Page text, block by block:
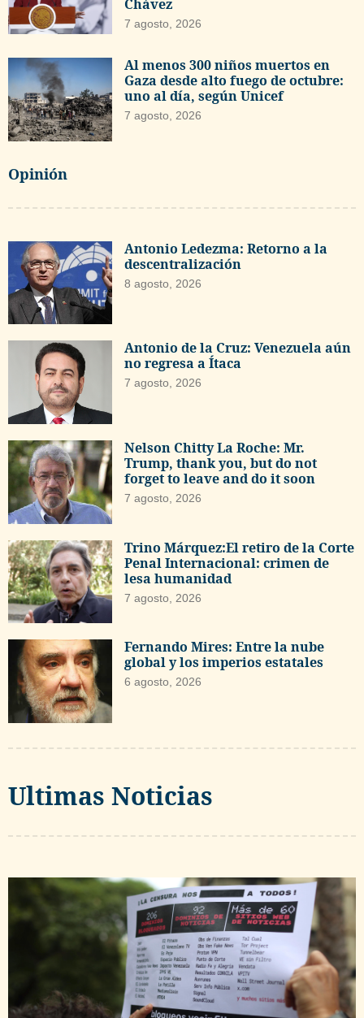
Chávez
7 agosto, 2026
Al menos 300 niños muertos en
Gaza desde alto fuego de octubre:
uno al día, según Unicef
7 agosto, 2026
Opinión
Antonio Ledezma: Retorno a la
descentralización
8 agosto, 2026
Antonio de la Cruz: Venezuela aún
no regresa a Ítaca
7 agosto, 2026
Nelson Chitty La Roche: Mr.
Trump, thank you, but do not
forget to leave and do it soon
7 agosto, 2026
Trino Márquez:El retiro de la Corte
Penal Internacional: crimen de
lesa humanidad
7 agosto, 2026
Fernando Mires: Entre la nube
global y los imperios estatales
6 agosto, 2026
Ultimas Noticias